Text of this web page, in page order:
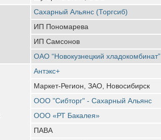
Сахарный Альянс (Торгсиб)
ИП Пономарева
ИП Самсонов
ОАО “Новокузнецкий хладокомбинат”
Антэкс+
Маркет-Регион, ЗАО, Новосибирск
ООО "Сибторг" - Сахарный Альянс
ООО «РТ Бакалея»
ПАВА